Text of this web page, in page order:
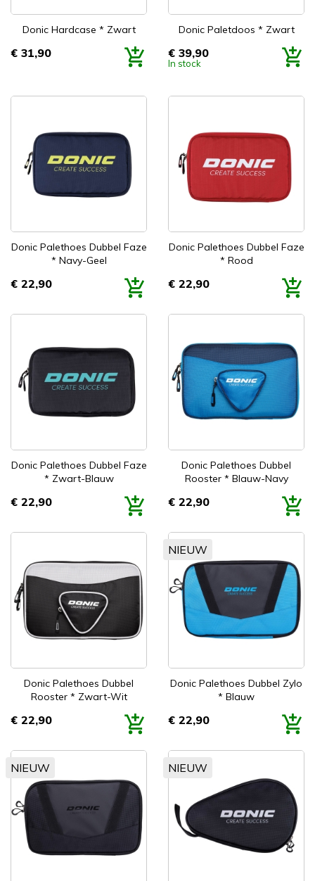
Donic Hardcase * Zwart
Prijs
€ 31,90
Donic Paletdoos * Zwart
Prijs
€ 39,90
In stock
Donic Palethoes Dubbel Faze
* Navy-Geel
Prijs
€ 22,90
Donic Palethoes Dubbel Faze
* Rood
Prijs
€ 22,90
Donic Palethoes Dubbel Faze
* Zwart-Blauw
Prijs
€ 22,90
Donic Palethoes Dubbel
Rooster * Blauw-Navy
Prijs
€ 22,90
Donic Palethoes Dubbel
Rooster * Zwart-Wit
Prijs
€ 22,90
Donic Palethoes Dubbel Zylo
* Blauw
Prijs
€ 22,90
NIEUW
NIEUW NIEUW